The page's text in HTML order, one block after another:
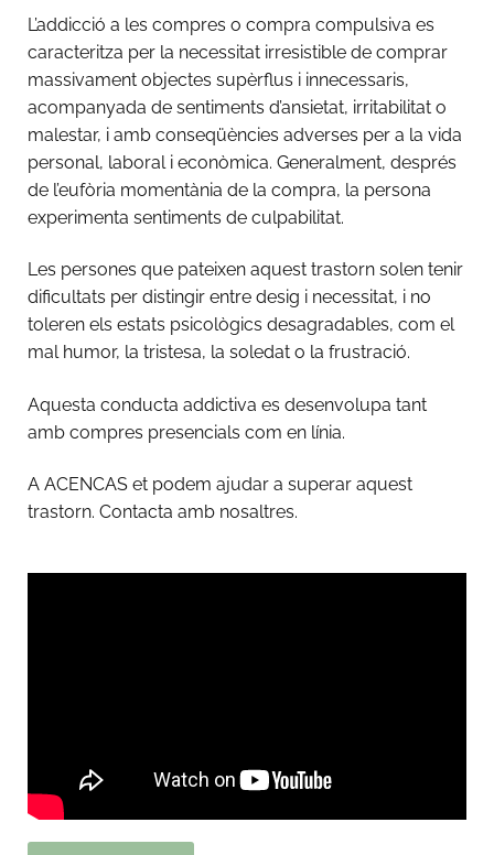
L’addicció a les compres o compra compulsiva es
caracteritza per la necessitat irresistible de comprar
massivament objectes supèrflus i innecessaris,
acompanyada de sentiments d’ansietat, irritabilitat o
malestar, i amb conseqüències adverses per a la vida
personal, laboral i econòmica. Generalment, després
de l’eufòria momentània de la compra, la persona
experimenta sentiments de culpabilitat.
Les persones que pateixen aquest trastorn solen tenir
dificultats per distingir entre desig i necessitat, i no
toleren els estats psicològics desagradables, com el
mal humor, la tristesa, la soledat o la frustració.
Aquesta conducta addictiva es desenvolupa tant
amb compres presencials com en línia.
A ACENCAS et podem ajudar a superar aquest
trastorn. Contacta amb nosaltres.